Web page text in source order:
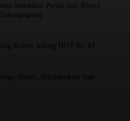
Sembilan Perda Jadi Kunci
Karno Jelang HUT Ke 81